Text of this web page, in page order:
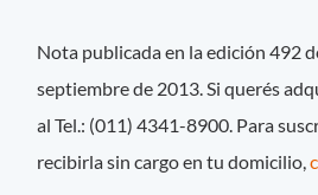
Nota publicada en la edición 492
septiembre de 2013. Si querés
al Tel.: (011) 4341-8900. Para
recibirla sin cargo en tu domicilio,